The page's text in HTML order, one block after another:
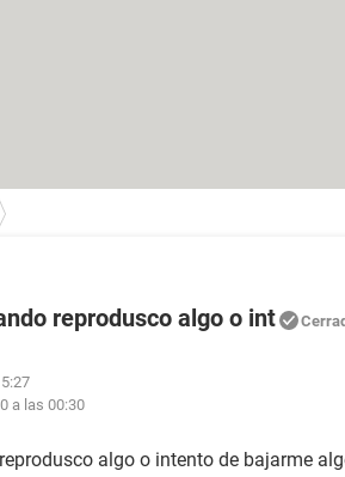
reprodusco algo o int
a las 00:30
algo o intento de bajarme